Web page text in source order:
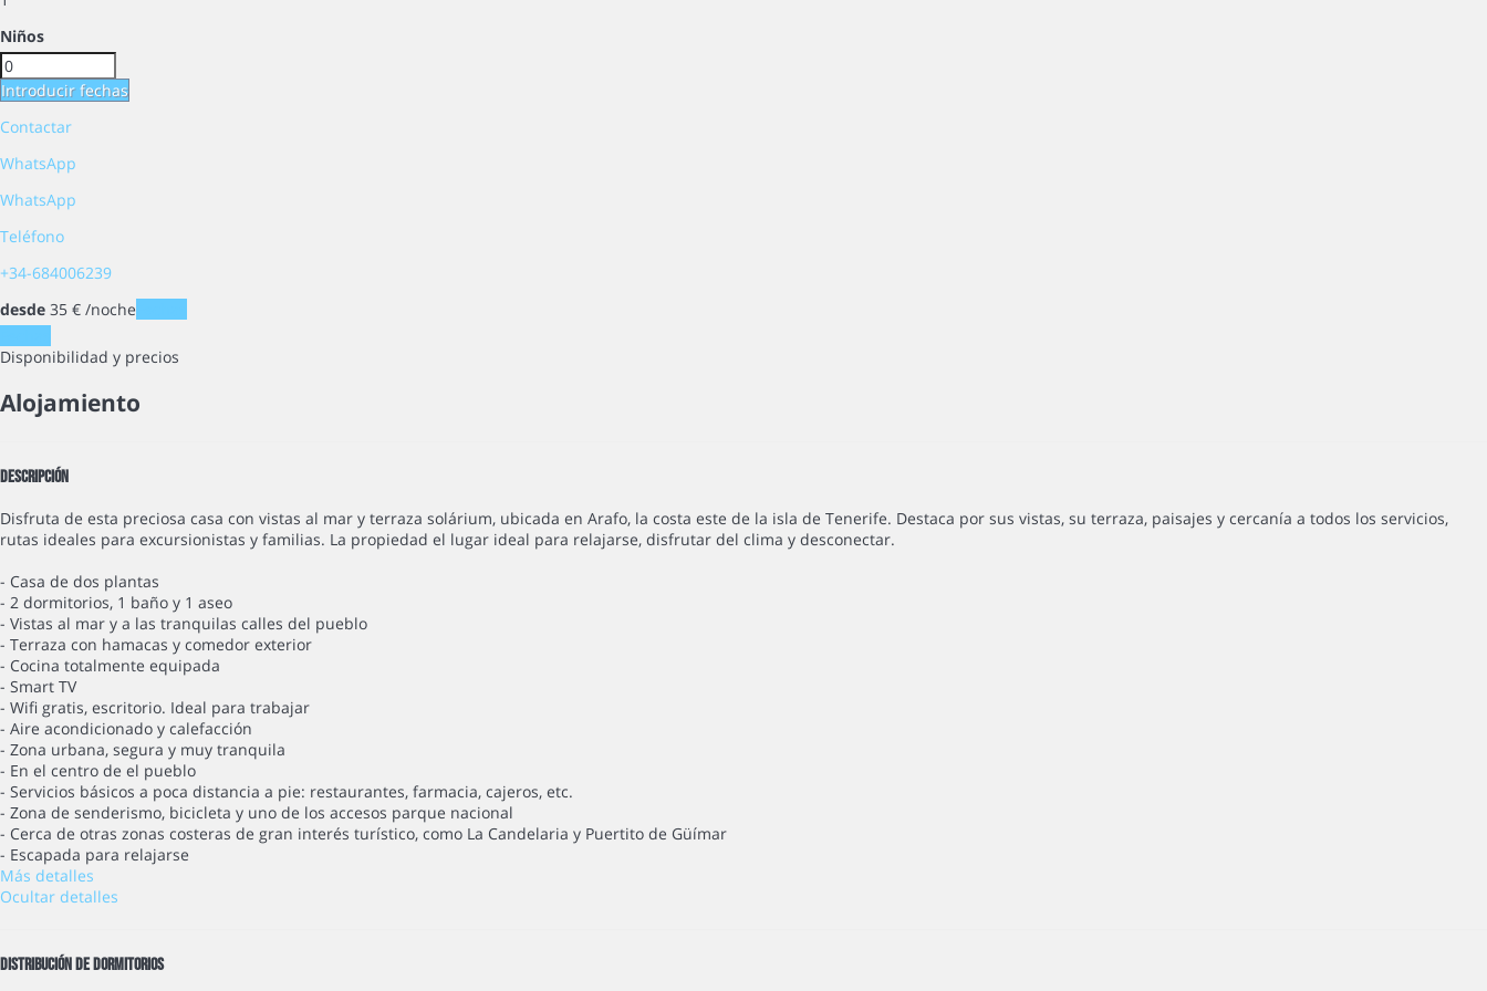
Niños
Introducir fechas
Contactar
WhatsApp
WhatsApp
Teléfono
+34-684006239
desde 35 € /noche
Disponibilidad y precios
Alojamiento
Descripción
Disfruta de esta preciosa casa con vistas al mar y terraza solárium, ubicada en Arafo, la costa este de la isla de Tenerife. Destaca por sus vistas, su terraza, paisajes y cercanía a todos los servicios,
rutas ideales para excursionistas y familias. La propiedad el lugar ideal para relajarse, disfrutar del clima y desconectar.
- Casa de dos plantas
- 2 dormitorios, 1 baño y 1 aseo
- Vistas al mar y a las tranquilas calles del pueblo
- Terraza con hamacas y comedor exterior
- Cocina totalmente equipada
- Smart TV
- Wifi gratis, escritorio. Ideal para trabajar
- Aire acondicionado y calefacción
- Zona urbana, segura y muy tranquila
- En el centro de el pueblo
- Servicios básicos a poca distancia a pie: restaurantes, farmacia, cajeros, etc.
- Zona de senderismo, bicicleta y uno de los accesos parque nacional
- Cerca de otras zonas costeras de gran interés turístico, como La Candelaria y Puertito de Güímar
- Escapada para relajarse
Más detalles
Ocultar detalles
Distribución de dormitorios